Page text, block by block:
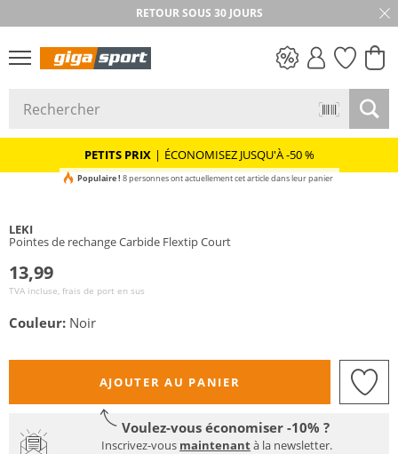
RETOUR SOUS 30 JOURS
PETITS PRIX | ÉCONOMISEZ JUSQU'À -50 %
Populaire ! 8 personnes ont actuellement cet article dans leur panier
LEKI
Pointes de rechange Carbide Flextip Court
13,99
TVA incluse, frais de port en sus
Couleur: Noir
AJOUTER AU PANIER
Voulez-vous économiser -10% ?
Inscrivez-vous maintenantà la newsletter.